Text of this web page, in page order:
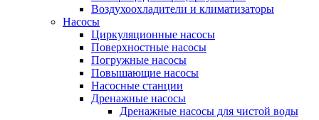
Воздухоохладители и климатизаторы
Насосы
Циркуляционные насосы
Поверхностные насосы
Погружные насосы
Повышающие насосы
Насосные станции
Дренажные насосы
Дренажные насосы для чистой воды